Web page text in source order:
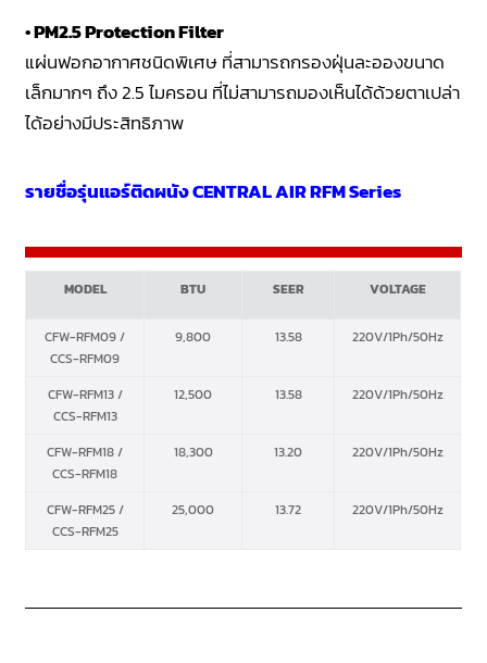
• PM2.5 Protection Filter
แผ่นฟอกอากาศชนิดพิเศษ ที่สามารถกรองฝุ่นละอองขนาด
เล็กมากๆ ถึง 2.5 ไมครอน ที่ไม่สามารถมองเห็นได้ด้วยตาเปล่า
ได้อย่างมีประสิทธิภาพ
รายชื่อรุ่นแอร์ติดผนัง CENTRAL AIR RFM Series
MODEL BTU SEER VOLTAGE
CFW-RFM09 /
CCS-RFM09
9,800 13.58 220V/1Ph/50Hz
CFW-RFM13 /
CCS-RFM13
12,500 13.58 220V/1Ph/50Hz
CFW-RFM18 /
CCS-RFM18
18,300 13.20 220V/1Ph/50Hz
CFW-RFM25 /
CCS-RFM25
25,000 13.72 220V/1Ph/50Hz